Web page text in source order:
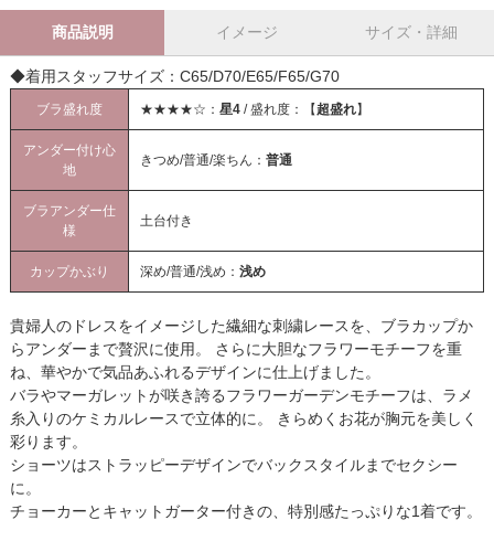
商品説明 イメージ サイズ・詳細
◆着用スタッフサイズ：C65/D70/E65/F65/G70
ブラ盛れ度 ★★★★☆： 星4/ 盛れ度：【超盛れ】
アンダー付け心
地
きつめ/普通/楽ちん： 普通
ブラアンダー仕
様
土台付き
カップかぶり 深め/普通/浅め： 浅め
貴婦人のドレスをイメージした繊細な刺繍レースを、ブラカップか
らアンダーまで贅沢に使用。 さらに大胆なフラワーモチーフを重
ね、華やかで気品あふれるデザインに仕上げました。
バラやマーガレットが咲き誇るフラワーガーデンモチーフは、ラメ
糸入りのケミカルレースで立体的に。 きらめくお花が胸元を美しく
彩ります。
ショーツはストラッピーデザインでバックスタイルまでセクシー
に。
チョーカーとキャットガーター付きの、特別感たっぷりな1着です。